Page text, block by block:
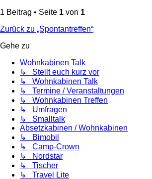
1 Beitrag • Seite 1 von 1
Zurück zu „Spontantreffen“
Gehe zu
Wohnkabinen Talk
↳ Stellt euch kurz vor
↳ Wohnkabinen Talk
↳ Termine / Veranstaltungen
↳ Wohnkabinen Treffen
↳ Umfragen
↳ Smalltalk
Absetzkabinen / Wohnkabinen
↳ Bimobil
↳ Camp-Crown
↳ Nordstar
↳ Tischer
↳ Travel Lite